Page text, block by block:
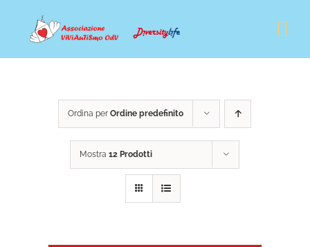
contenuto
IL NOSTRO LAVORO
FORMAZIONE
Ordina perOrdine predefinito
Mostra12 Prodotti